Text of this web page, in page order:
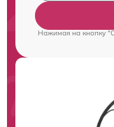
Нажимая на кнопку